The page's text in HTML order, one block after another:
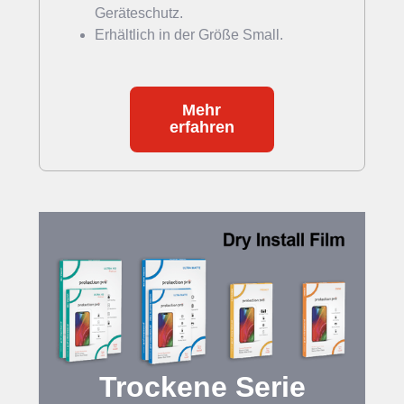
Geräteschutz.
Erhältlich in der Größe Small.
Mehr
erfahren
Trockene Serie